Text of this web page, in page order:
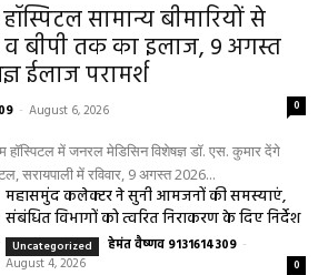
सामान्य बीमारियों से
बीपी तक का इलाज, 9 अगस्त
ईलाज परामर्श
- August 6, 2026 0
में जनरल मेडिसिन विशेषज्ञ डॉ. एस. कुमार देंगे
सरायपाली में रविवार, 9 अगस्त 2026...
महासमुंद कलेक्टर ने सुनी आमजनों की समस्याएं,
संबंधित विभागों को त्वरित निराकरण के दिए निर्देश
Uncategorized हेमंत वैष्णव 9131614309 -
August 4, 2026
0